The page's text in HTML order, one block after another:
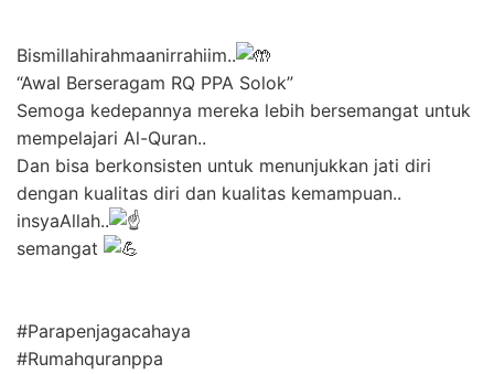
Bismillahirahmaanirrahiim..
“Awal Berseragam RQ PPA Solok”
Semoga kedepannya mereka lebih bersemangat untuk
mempelajari Al-Quran..
Dan bisa berkonsisten untuk menunjukkan jati diri
dengan kualitas diri dan kualitas kemampuan..
insyaAllah..
semangat
#Parapenjagacahaya
#Rumahquranppa